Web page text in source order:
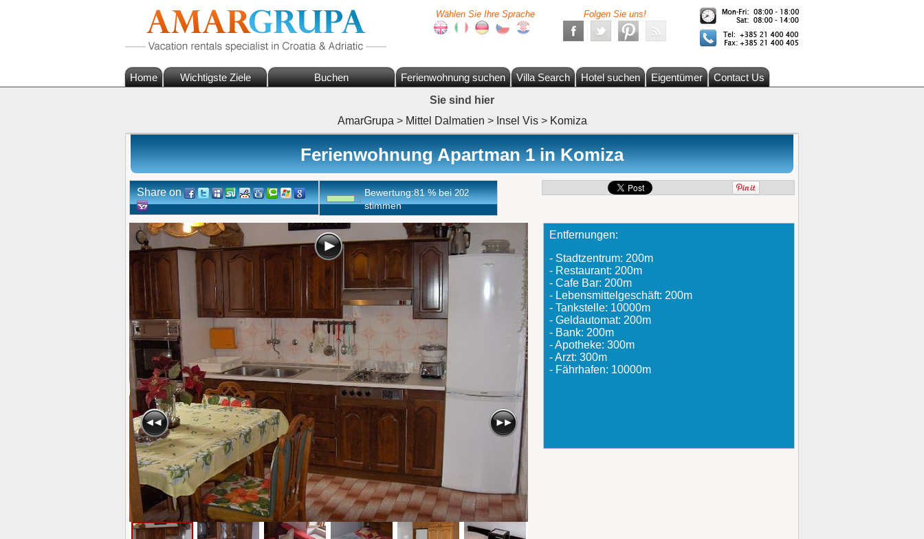
Wählen Sie Ihre Sprache Folgen Sie uns!
Home Wichtigste Ziele Buchen Ferienwohnung suchen Villa Search Hotel suchen Eigentümer
Contact Us
Sie sind hier
AmarGrupa > Mittel Dalmatien > Insel Vis > Komiza
Ferienwohnung Apartman 1 in Komiza
Share on Bewertung:81%bei202
stimmen
Entfernungen:
- Stadtzentrum: 200m
- Restaurant: 200m
- Cafe Bar: 200m
- Lebensmittelgeschäft: 200m
- Tankstelle: 10000m
- Geldautomat: 200m
- Bank: 200m
- Apotheke: 300m
- Arzt: 300m
- Fährhafen: 10000m